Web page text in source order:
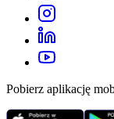
Pobierz aplikację